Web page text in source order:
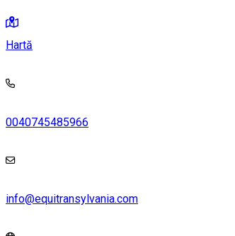
Hartă
0040745485966
info@equitransylvania.com